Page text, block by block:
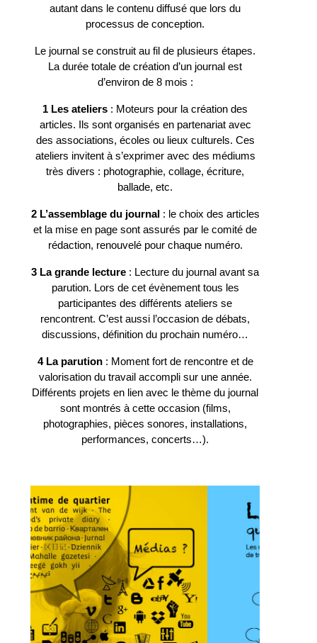
autant dans le contenu diffusé que lors du
processus de conception.
Le journal se construit au fil de plusieurs étapes.
La durée totale de création d’un journal est
d’environ de 8 mois :
1 Les ateliers : Moteurs pour la création des
articles. Ils sont organisés en partenariat avec
des associations, écoles ou lieux culturels. Ces
ateliers invitent à s’exprimer avec des médiums
très divers : photographie, collage, écriture,
ballade, etc.
2 L’assemblage du journal: le choix des articles
et la mise en page sont assurés par le comité de
rédaction, renouvelé pour chaque numéro.
3 La grande lecture : Lecture du journal avant sa
parution. Lors de cet évènement tous les
participantes des différents ateliers se
rencontrent. C’est aussi l’occasion de débats,
discussions, définition du prochain numéro…
4 La parution: Moment fort de rencontre et de
valorisation du travail accompli sur une année.
Différents projets en lien avec le thème du journal
sont montrés à cette occasion (films,
photographies, pièces sonores, installations,
performances, concerts…).